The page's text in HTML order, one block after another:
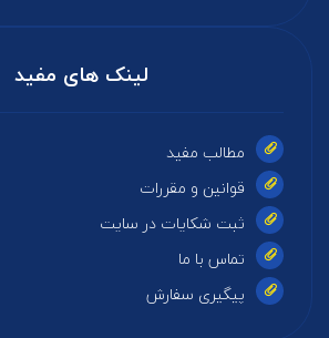
لینک های مفید
مطالب مفید
قوانین و مقررات
ثبت شکایات در سایت
تماس با ما
پیگیری سفارش